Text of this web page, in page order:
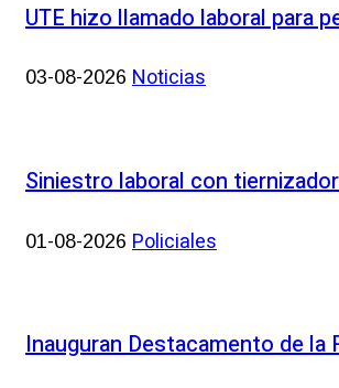
UTE hizo llamado laboral para
03-08-2026 Noticias
Siniestro laboral con
01-08-2026 Policiales
Inauguran Destacamento de la